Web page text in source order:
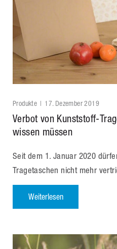
Verbot von Kunststoff-
wissen müssen
Produkte 17. Dezember 2019
Seit dem 1. Januar 2020
Tragetaschen nicht mehr
Weiterlesen